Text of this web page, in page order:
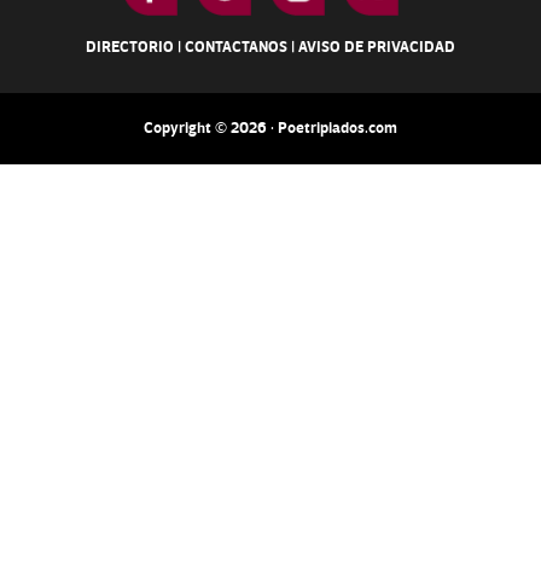
DIRECTORIO |CONTACTANOS |AVISO DE PRIVACIDAD
Copyright © 2026 · Poetripiados.com